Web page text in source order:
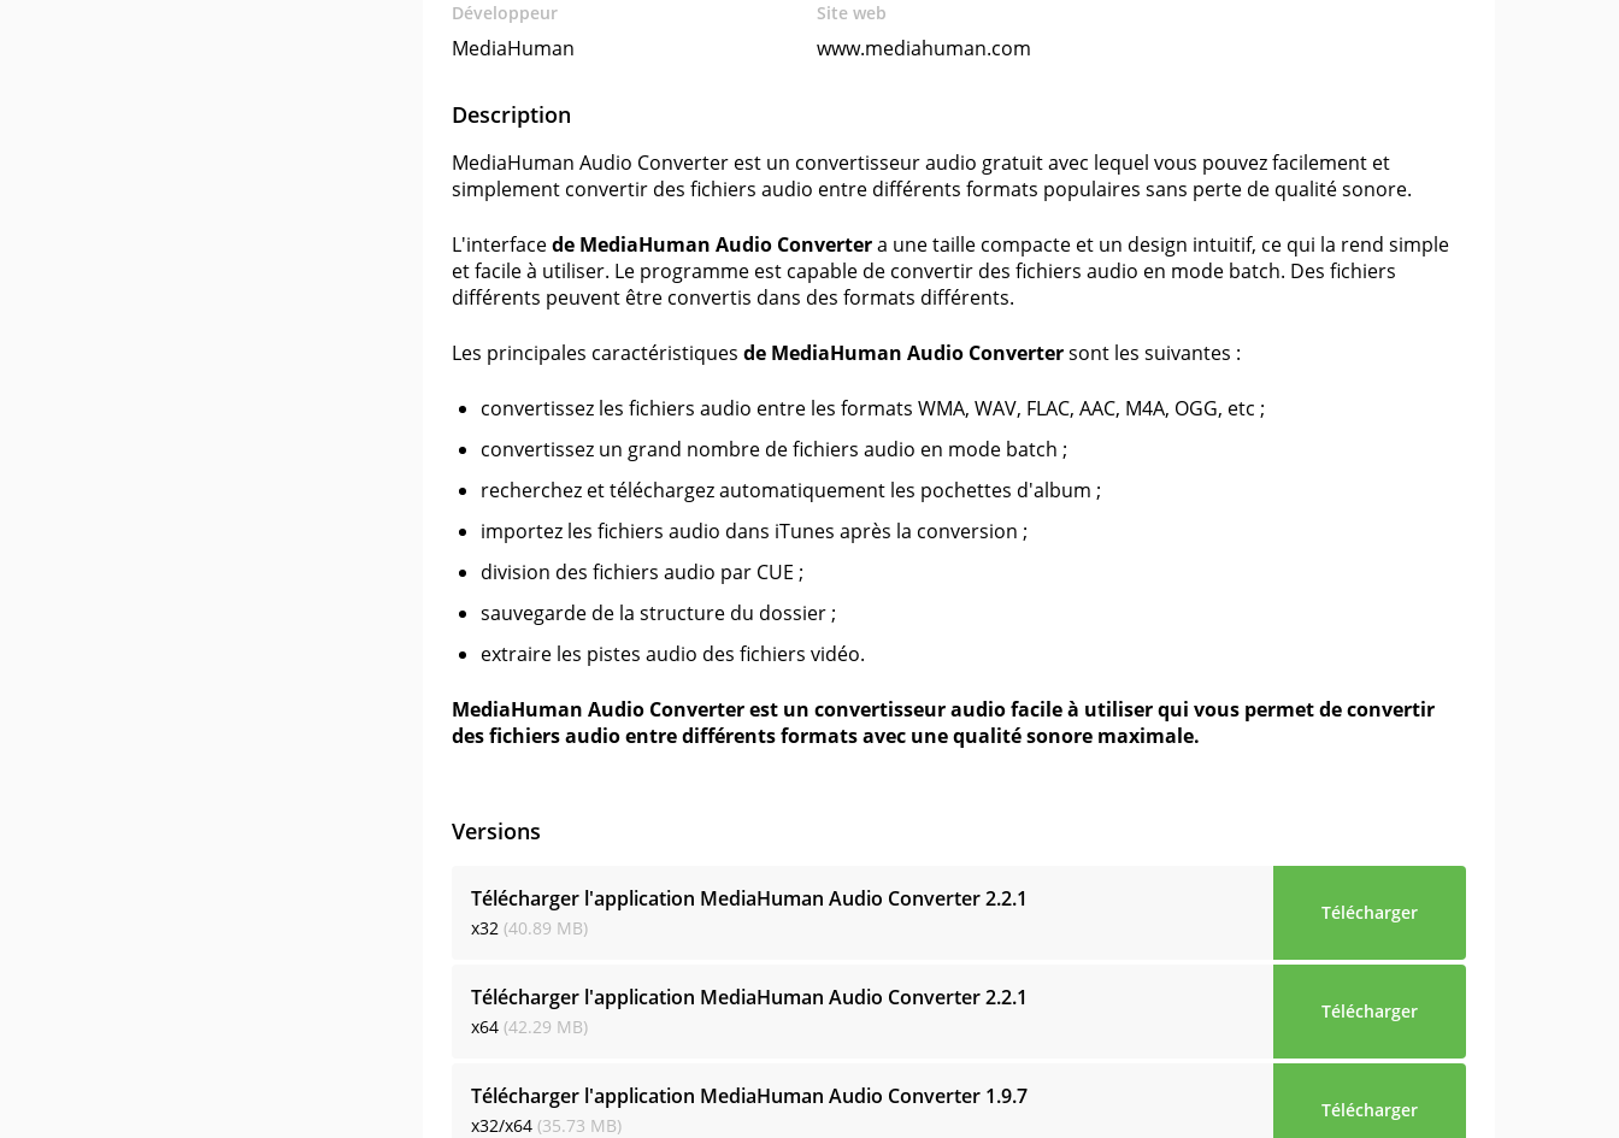
Développeur
MediaHuman
Site web
www.mediahuman.com
Description
MediaHuman Audio Converter est un convertisseur audio gratuit avec lequel vous pouvez facilement et
simplement convertir des fichiers audio entre différents formats populaires sans perte de qualité sonore.
L'interfacede MediaHuman Audio Convertera une taille compacte et un design intuitif, ce qui la rend simple
et facile à utiliser. Le programme est capable de convertir des fichiers audio en mode batch. Des fichiers
différents peuvent être convertis dans des formats différents.
Les principales caractéristiques de MediaHuman Audio Convertersont les suivantes :
convertissez les fichiers audio entre les formats WMA, WAV, FLAC, AAC, M4A, OGG, etc ;
convertissez un grand nombre de fichiers audio en mode batch ;
recherchez et téléchargez automatiquement les pochettes d'album ;
importez les fichiers audio dans iTunes après la conversion ;
division des fichiers audio par CUE ;
sauvegarde de la structure du dossier ;
extraire les pistes audio des fichiers vidéo.
MediaHuman Audio Converter est un convertisseur audio facile à utiliser qui vous permet de convertir
des fichiers audio entre différents formats avec une qualité sonore maximale.
Versions
Télécharger l'application MediaHuman Audio Converter2.2.1
x32 (40.89 MB)
Télécharger
Télécharger l'application MediaHuman Audio Converter2.2.1
x64 (42.29 MB)
Télécharger
Télécharger l'application MediaHuman Audio Converter 1.9.7
x32/x64 (35.73 MB)
Télécharger